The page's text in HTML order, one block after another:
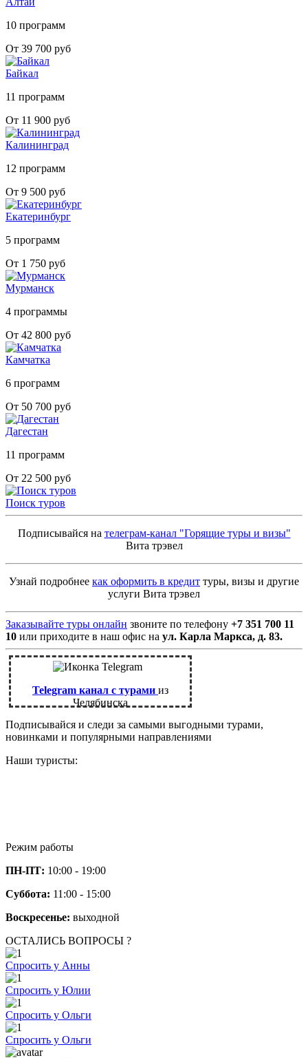
10 программ
От 39 700 руб
Байкал
11 программ
От 11 900 руб
Калининград
12 программ
От 9 500 руб
Екатеринбург
5 программ
От 1 750 руб
Мурманск
4 программы
От 42 800 руб
Камчатка
6 программ
От 50 700 руб
Дагестан
11 программ
От 22 500 руб
Поиск туров
Подписывайся на телеграм-канал "Горящие туры и визы"
Вита трэвел
Узнай подробнее как оформить в кредит туры, визы и другие
услуги Вита трэвел
Заказывайте туры онлайн звоните по телефону +7 351 700 11
10 или приходите в наш офис на ул. Карла Маркса, д. 83.
Telegram канал с турами из
Челябинска
Подписывайся и следи за самыми выгодными турами,
новинками и популярными направлениями
Наши туристы:
Режим работы
ПН-ПТ: 10:00 - 19:00
Суббота: 11:00 - 15:00
Воскресенье: выходной
ОСТАЛИСЬ ВОПРОСЫ ?
Спросить у Анны
Спросить у Юлии
Спросить у Ольги
Спросить у Ольги